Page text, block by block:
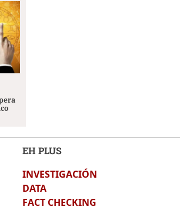
EH PLUS
INVESTIGACIÓN
DATA
FACT CHECKING